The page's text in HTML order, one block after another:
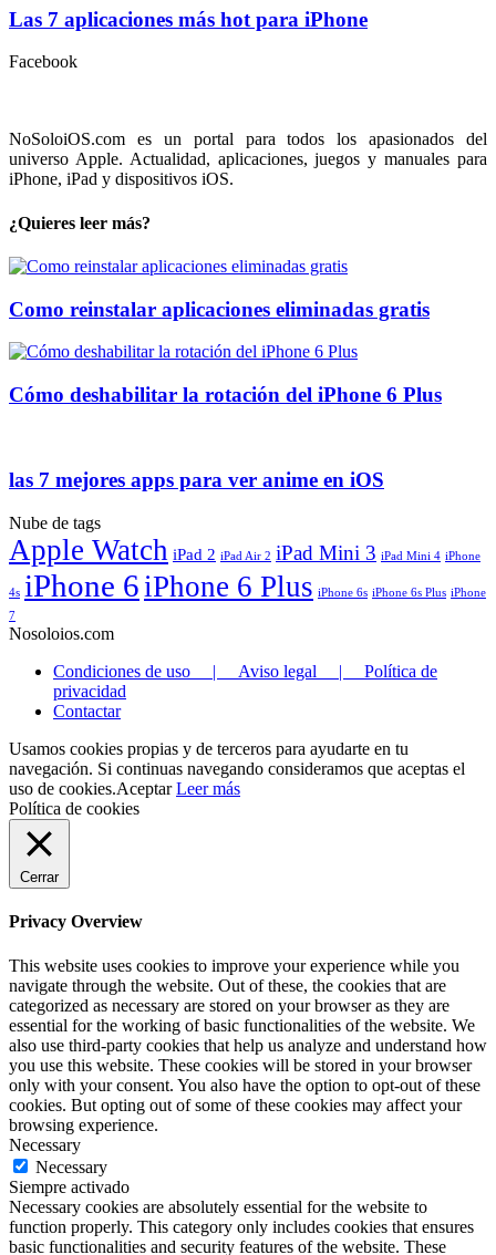
Las 7 aplicaciones más hot para iPhone
Facebook
NoSoloiOS.com es un portal para todos los apasionados del
universo Apple. Actualidad, aplicaciones, juegos y manuales para
iPhone, iPad y dispositivos iOS.
¿Quieres leer más?
Como reinstalar aplicaciones eliminadas gratis
Cómo deshabilitar la rotación del iPhone 6 Plus
las 7 mejores apps para ver anime en iOS
Nube de tags
Apple Watch iPad 2 iPad Air 2 iPad Mini 3 iPad Mini 4 iPhone
4s iPhone 6iPhone 6 Plus iPhone 6s iPhone 6s Plus iPhone
7
Nosoloios.com
Condiciones de uso | Aviso legal | Política de
privacidad
Contactar
Usamos cookies propias y de terceros para ayudarte en tu
navegación. Si continuas navegando consideramos que aceptas el
uso de cookies.Aceptar Leer más
Política de cookies
Cerrar
Privacy Overview
This website uses cookies to improve your experience while you
navigate through the website. Out of these, the cookies that are
categorized as necessary are stored on your browser as they are
essential for the working of basic functionalities of the website. We
also use third-party cookies that help us analyze and understand how
you use this website. These cookies will be stored in your browser
only with your consent. You also have the option to opt-out of these
cookies. But opting out of some of these cookies may affect your
browsing experience.
Necessary
Necessary
Siempre activado
Necessary cookies are absolutely essential for the website to
function properly. This category only includes cookies that ensures
basic functionalities and security features of the website. These